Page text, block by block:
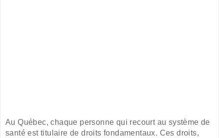
Au Québec, chaque personne qui recourt au système de
santé est titulaire de droits fondamentaux. Ces droits,